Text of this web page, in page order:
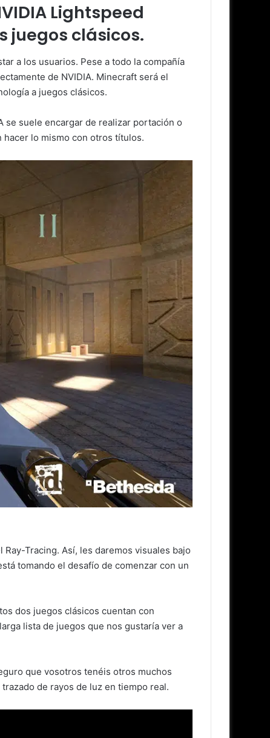
Lightspeed
juegos clásicos.
a los usuarios. Pese a todo la compañía
de NVIDIA. Minecraft será el
a juegos clásicos.
se suele encargar de realizar portación o
hacer lo mismo con otros títulos.
Tracing. Así, les daremos visuales bajo
tomando el desafío de comenzar con un
dos juegos clásicos cuentan con
lista de juegos que nos gustaría ver a
que vosotros tenéis otros muchos
de rayos de luz en tiempo real.